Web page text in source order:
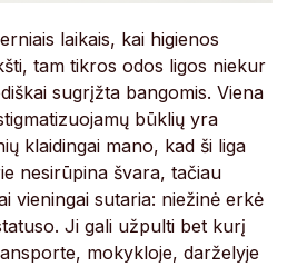
laikais, kai higienos
tam tikros odos ligos niekur
sugrįžta bangomis. Viena
būklių yra
klaidingai mano, kad ši liga
nesirūpina švara, tačiau
vieningai sutaria: niežinė erkė
Ji gali užpulti bet kurį
mokykloje, darželyje